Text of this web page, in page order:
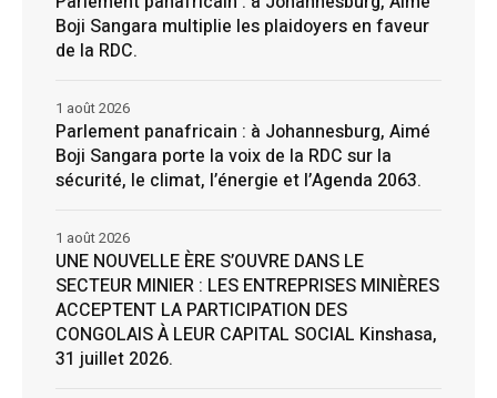
Boji Sangara multiplie les plaidoyers en faveur
de la RDC.
Parlement panafricain : à Johannesburg, Aimé
Boji Sangara porte la voix de la RDC sur la
sécurité, le climat, l’énergie et l’Agenda 2063.
1 août 2026
UNE NOUVELLE ÈRE S’OUVRE DANS LE
SECTEUR MINIER : LES ENTREPRISES MINIÈRES
ACCEPTENT LA PARTICIPATION DES
CONGOLAIS À LEUR CAPITAL SOCIAL Kinshasa,
31 juillet 2026.
1 août 2026